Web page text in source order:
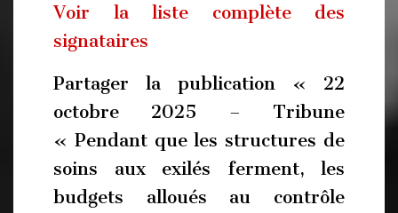
Voir la liste complète des
signataires
Partager la publication « 22
octobre 2025 – Tribune
« Pendant que les structures de
soins aux exilés ferment, les
budgets ­alloués au contrôle